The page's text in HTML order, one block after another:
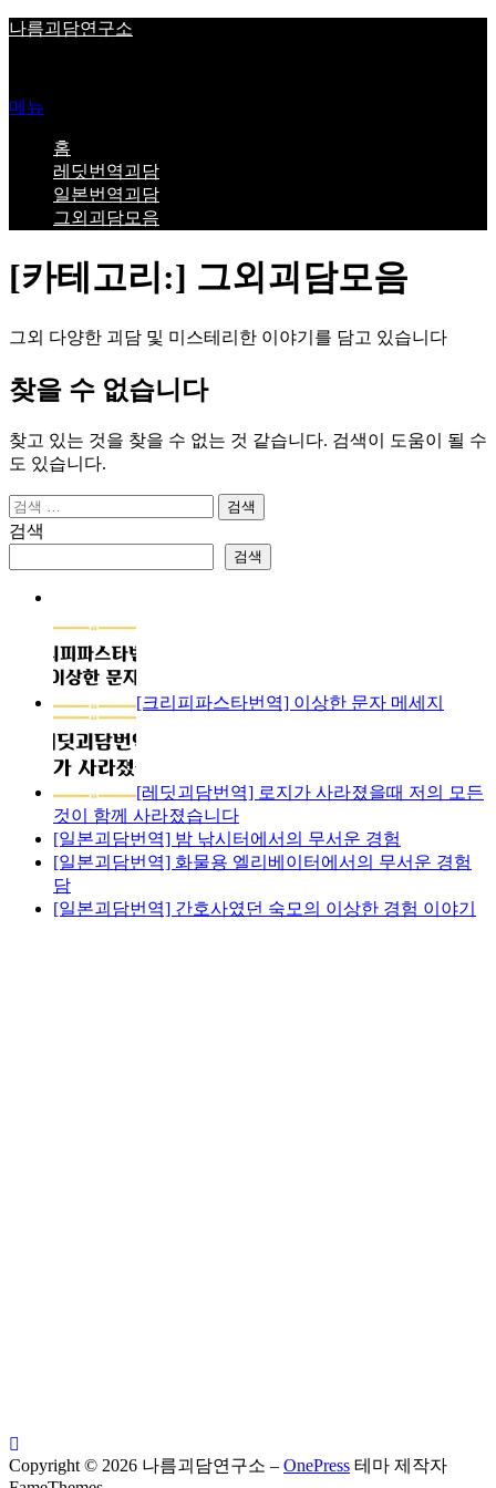
내
로
바
나름괴담연구소
메뉴
홈
레딧번역괴담
일본번역괴담
그외괴담모음
[카테고리:] 그외괴담모음
그외 다양한 괴담 및 미스테리한 이야기를 담고 있습니다
찾을 수 없습니다
찾고 있는 것을 찾을 수 없는 것 같습니다. 검색이 도움이 될 수
도 있습니다.
검
색:
검색
검색
[크리피파스타번역] 이상한 문자 메세지
[레딧괴담번역] 로지가 사라졌을때 저의 모든
것이 함께 사라졌습니다
[일본괴담번역] 밤 낚시터에서의 무서운 경험
[일본괴담번역] 화물용 엘리베이터에서의 무서운 경험
담
[일본괴담번역] 간호사였던 숙모의 이상한 경험 이야기
Copyright © 2026 나름괴담연구소 – OnePress 테마 제작자